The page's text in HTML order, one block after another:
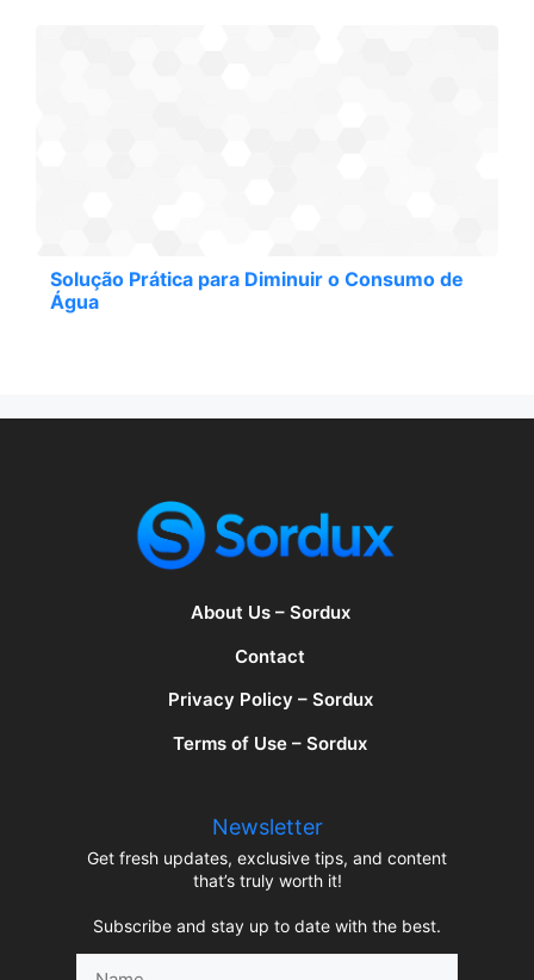
Solução Prática para Diminuir o Consumo de
Água
About Us – Sordux
Contact
Privacy Policy – Sordux
Terms of Use – Sordux
Newsletter
Get fresh updates, exclusive tips, and content
that’s truly worth it!
Subscribe and stay up to date with the best.